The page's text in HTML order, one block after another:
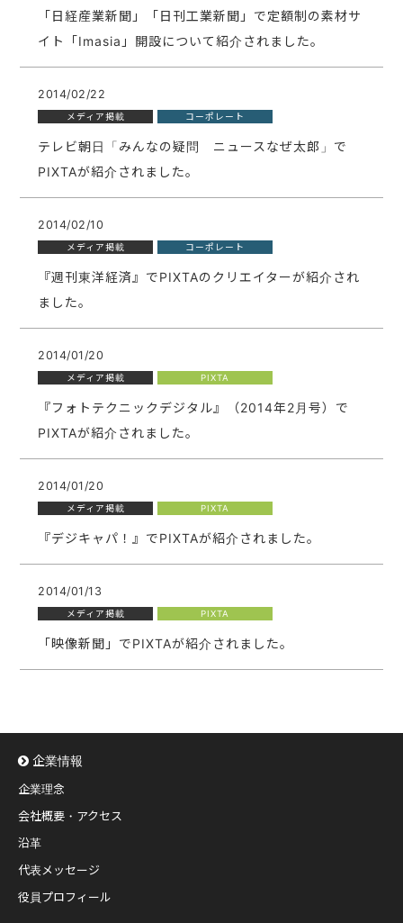
「日経産業新聞」「日刊工業新聞」で定額制の素材サ
イト「Imasia」開設について紹介されました。
2014/02/22
メディア掲載 コーポレート
テレビ朝日「みんなの疑問 ニュースなぜ太郎」で
PIXTAが紹介されました。
2014/02/10
メディア掲載 コーポレート
『週刊東洋経済』でPIXTAのクリエイターが紹介され
ました。
2014/01/20
メディア掲載 PIXTA
『フォトテクニックデジタル』（2014年2月号）で
PIXTAが紹介されました。
2014/01/20
メディア掲載 PIXTA
『デジキャパ！』でPIXTAが紹介されました。
2014/01/13
メディア掲載 PIXTA
「映像新聞」でPIXTAが紹介されました。
企業情報
企業理念
会社概要・アクセス
沿革
代表メッセージ
役員プロフィール